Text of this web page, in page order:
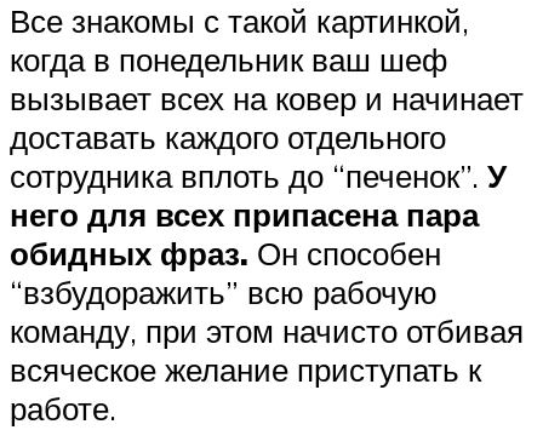
Все знакомы с такой картинкой,
когда в понедельник ваш шеф
вызывает всех на ковер и начинает
доставать каждого отдельного
сотрудника вплоть до “печенок”. У
него для всех припасена пара
обидных фраз. Он способен
“взбудоражить” всю рабочую
команду, при этом начисто отбивая
всяческое желание приступать к
работе.